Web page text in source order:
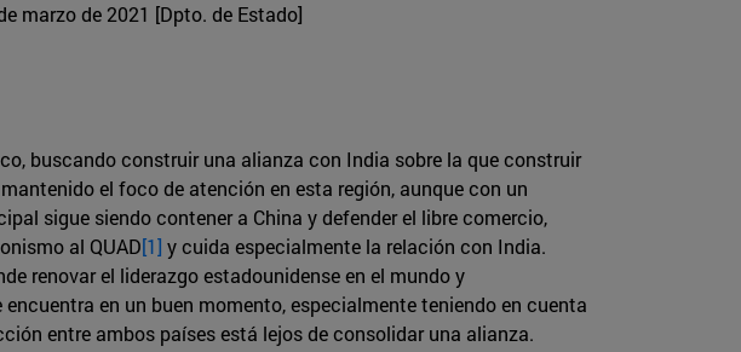
marzo de 2021 [Dpto. de Estado]
buscando construir una alianza con India sobre la que construir
el foco de atención en esta región, aunque con un
sigue siendo contener a China y defender el libre comercio,
al QUAD[1] y cuida especialmente la relación con India.
renovar el liderazgo estadounidense en el mundo y
en un buen momento, especialmente teniendo en cuenta
entre ambos países está lejos de consolidar una alianza.